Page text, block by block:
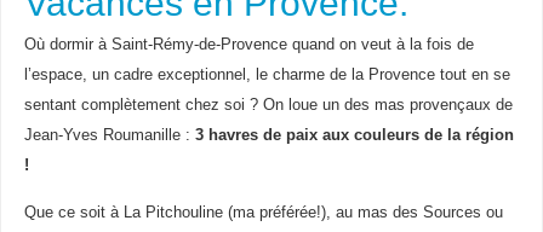
Où dormir à Saint-Rémy-de-Provence quand on veut à la fois de
l’espace, un cadre exceptionnel, le charme de la Provence tout en se
sentant complètement chez soi ? On loue un des mas provençaux de
Jean-Yves Roumanille : 3 havres de paix aux couleurs de la région
!
Que ce soit à La Pitchouline (ma préférée!), au mas des Sources ou